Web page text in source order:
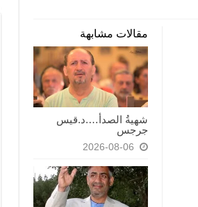
مقالات مشابهة
شهيةُ الصدأ….د.قيس
جرجس
2026-08-06